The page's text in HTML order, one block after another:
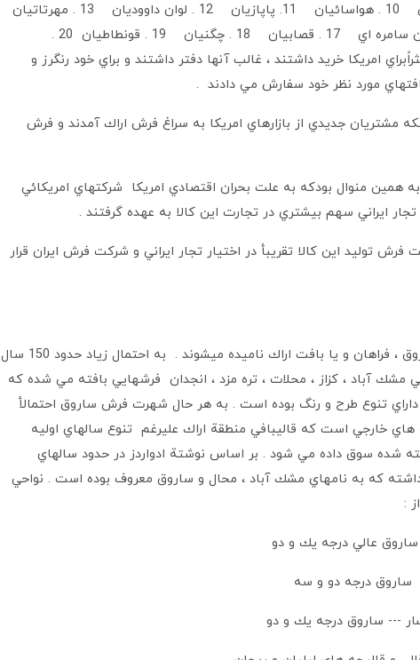
7.قاراپت شاهنيان 8 . خياطان 9. سوچكيان 10 . هواسائيان 11. پاپازيان 12 . لوان داووديان 13 . مهرتاتيان
14. وازاپتسيان 15 . آساطوريان 16 . برادران سامره اي 17 . قصابيان 18 . چگنيان 19 . قونطاطيان 20 .
امريكا خريد داشتند ، غالب آنها دفتر داشتند و براي خود رنگرز و
مورد نظر خود سفارش مي دادند .
مشتريان جديدي از بازارهاي امريكا به سراغ فرش اراك آمدند و فرش
منوال بودكه به علت بحران اقتصادي امريكا شركتهاي امريكائي
ايراني سهم بيشتري در تجارت اين كالا به عهده گرفتند .
صنعت فرش توليد اين كالا تقريبأ در اختيار تجار ايراني و شركت فرش ايران قرار
فرشهاي مانده از آن دوران بطور كلي به نام ساروق ، فراهان و يا بافت اراك ناميده ميشوند . به احتمال زياد حدود 150 سال
مشك آباد ، كزاز ، محلات ، تره مزد ، انجدان فرشهايي بافته مي شده كه
تنوع طرح و رنگ بوده است . به هر حال شهرت فرش ساروق احتمالأ
هاي خارجي است كه قاليبافي منطقة اراك عليرغم تنوع سالهاي اوليه
شده سوق داده مي شود . بر اساس نوشتة ادواردز در حدود سالهاي
داشته كه به نامهاي مشك آباد ، محال و ساروق معروف بوده است . نواحي
:
عالي درجه يك و دو
درجه دو و سه
ساروق درجه يك و دو